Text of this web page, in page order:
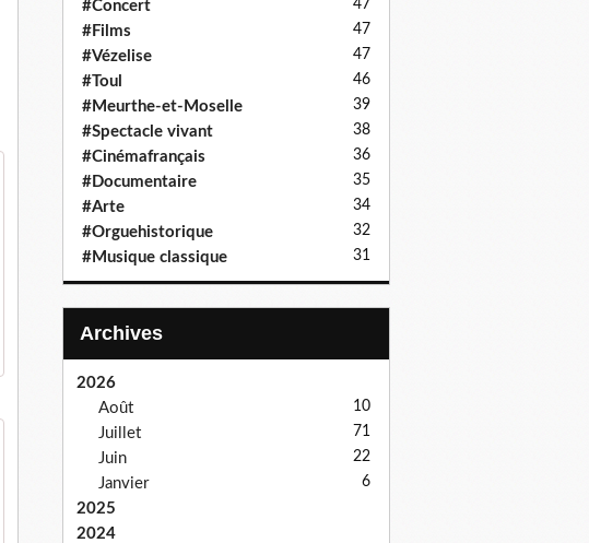
#Concert 47
#Films 47
#Vézelise 47
#Toul 46
#Meurthe-et-Moselle 39
#Spectacle vivant 38
#Cinémafrançais 36
#Documentaire 35
#Arte 34
#Orguehistorique 32
#Musique classique 31
Archives
2026
Août
10
Juillet 71
Juin 22
Janvier 6
2025
2024